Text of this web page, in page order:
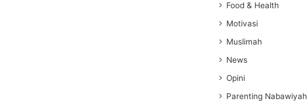
Food & Health
Motivasi
Muslimah
News
Opini
Parenting Nabawiyah